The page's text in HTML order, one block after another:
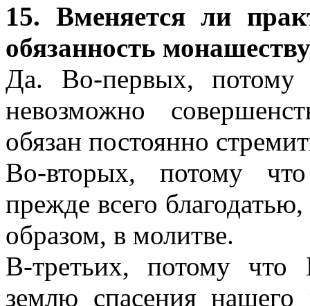
15. Вменяется ли
обязанность
Да. Во-первых, потому
невозможно
обязан постоянно
Во-вторых, потому
прежде всего
образом, в молитве.
В-третьих, потому
землю спасения